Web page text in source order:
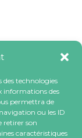
des technologies
informations des
permettra de
ou les ID
retirer son
caractéristiques